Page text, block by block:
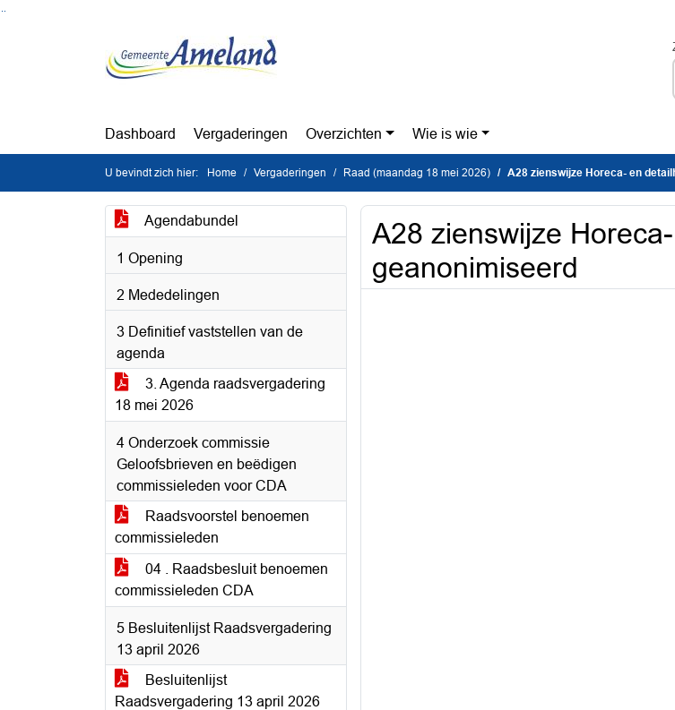
Dashboard Vergaderingen Overzichten Wie is wie
U bevindt zich hier: Home Vergaderingen Raad (maandag 18 mei 2026) A28 zienswijze Horeca- en
Agendabundel
1 Opening
2 Mededelingen
3 Definitief vaststellen van de
agenda
3. Agenda raadsvergadering
18 mei 2026
4 Onderzoek commissie
Geloofsbrieven en beëdigen
commissieleden voor CDA
Raadsvoorstel benoemen
commissieleden
04 . Raadsbesluit benoemen
commissieleden CDA
5 Besluitenlijst Raadsvergadering
13 april 2026
Besluitenlijst
Raadsvergadering 13 april 2026
A28 zienswijze
geanonimiseerd